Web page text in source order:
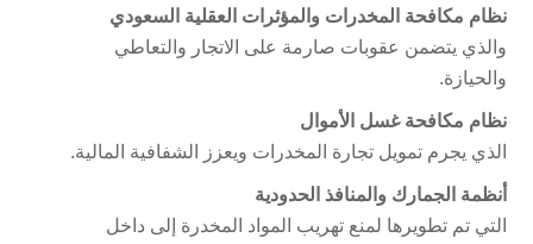
نظام مكافحة المخدرات والمؤثرات العقلية السعودي
والذي يتضمن عقوبات صارمة على الاتجار والتعاطي
والحيازة.
نظام مكافحة غسل الأموال
الذي يجرم تمويل تجارة المخدرات ويعزز الشفافية المالية.
أنظمة الجمارك والمنافذ الحدودية
التي تم تطويرها لمنع تهريب المواد المخدرة إلى داخل